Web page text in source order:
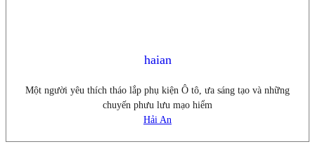
haian
Một người yêu thích tháo lắp phụ kiện Ô tô, ưa sáng tạo và những
chuyến phưu lưu mạo hiểm
Hải An